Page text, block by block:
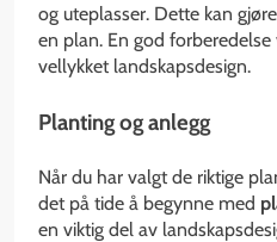
og uteplasser. Dette kan
en plan. En god
vellykket landskapsdesign.
Planting og anlegg
Når du har valgt de riktige
det på tide å begynne med
en viktig del av